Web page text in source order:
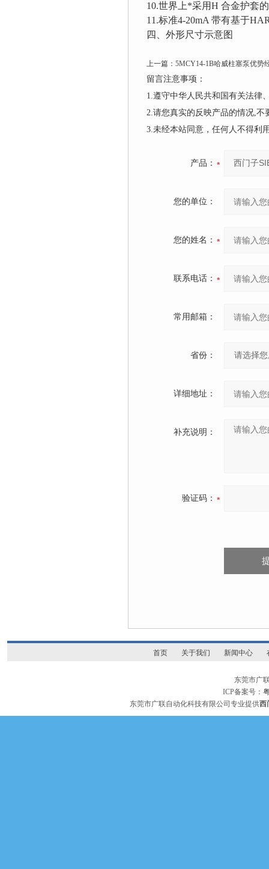
10.世界上*采用H 合金护套
11.标准4-20mA 带有基于
四、外形尺寸示意图
上一篇： 5MCY14-1B哈威柱塞泵优势
留言注意事项：
1.遵守中华人民共和国有关法律
2.请您真实的反映产品的情况,
3.未经本站同意，任何人不得利
产品：
您的单位：
您的姓名：
联系电话：
常用邮箱：
省份：
详细地址：
补充说明：
验证码：
首页 关于我们 新闻中心
东莞市广
ICP备案号：
东莞市广联自动化科技有限公司专业提供西